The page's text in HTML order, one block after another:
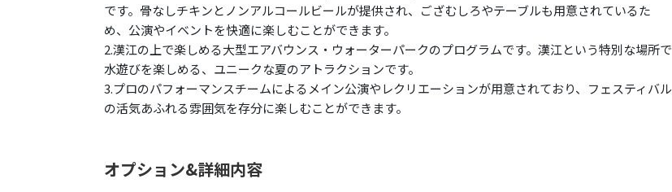
です。骨なしチキンとノンアルコールビールが提供され、ござむしろやテーブルも用意されているた
め、公演やイベントを快適に楽しむことができます。
2.漢江の上で楽しめる大型エアバウンス・ウォーターパークのプログラムです。漢江という特別な場所で
水遊びを楽しめる、ユニークな夏のアトラクションです。
3.プロのパフォーマンスチームによるメイン公演やレクリエーションが用意されており、フェスティバル
の活気あふれる雰囲気を存分に楽しむことができます。
オプション&詳細内容